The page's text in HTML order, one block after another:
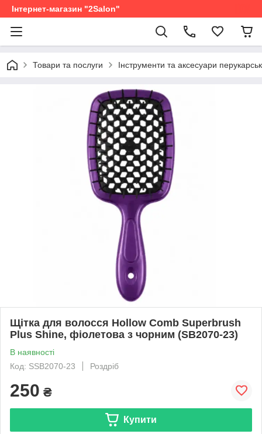
Інтернет-магазин "2Salon"
Товари та послуги Інструменти та аксесуари
Щітка для волосся Hollow Comb Superbrush
Plus Shine, фіолетова з чорним (SB2070-23)
В наявності
Код: SSB2070-23
Роздріб
250 ₴
Купити